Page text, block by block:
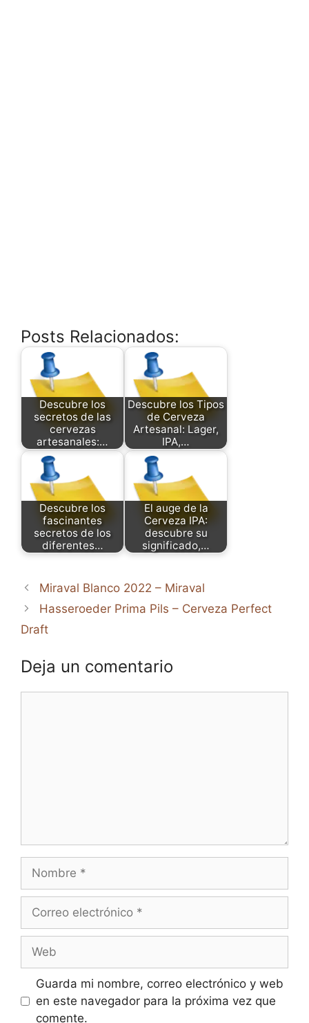
Posts Relacionados:
Descubre los
secretos de las
cervezas
artesanales:…
Descubre los Tipos
de Cerveza
Artesanal: Lager,
IPA,…
Descubre los
fascinantes
secretos de los
diferentes…
El auge de la
Cerveza IPA:
descubre su
significado,…
Miraval Blanco 2022 – Miraval
Hasseroeder Prima Pils – Cerveza Perfect
Draft
Deja un comentario
Nombre
Correo
Web
Guarda mi nombre, correo electrónico y web
en este navegador para la próxima vez que
comente.